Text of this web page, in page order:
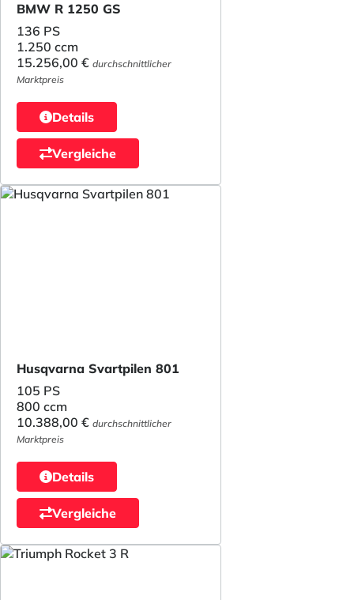
BMW R 1250 GS
136 PS
1.250 ccm
15.256,00 € durchschnittlicher
Marktpreis
Details
Vergleiche
Husqvarna Svartpilen 801
105 PS
800 ccm
10.388,00 € durchschnittlicher
Marktpreis
Details
Vergleiche